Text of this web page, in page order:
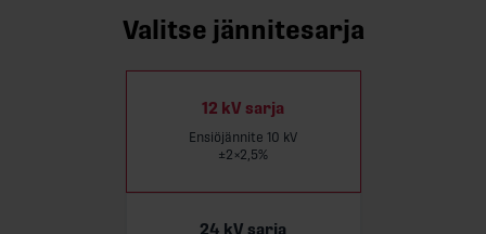
Valitse jännitesarja
12 kV sarja
Ensiöjännite 10 kV
±2×2,5%
24 kV sarja